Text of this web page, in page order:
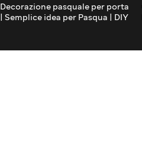
Decorazione pasquale per porta
| Semplice idea per Pasqua | DIY